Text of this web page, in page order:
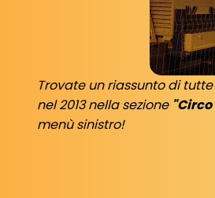
Trovate un riassunto di
nel 2013 nella sezione
menù sinistro!